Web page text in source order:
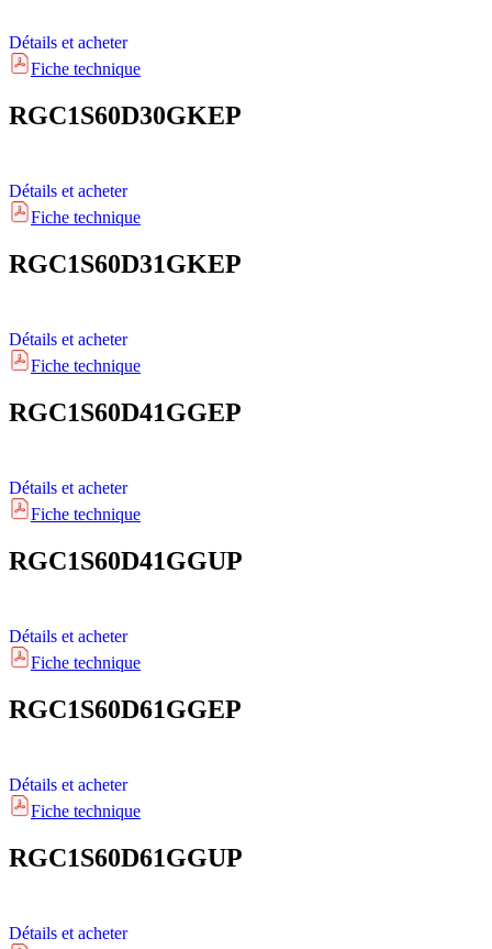
Détails et acheter
Fiche technique
RGC1S60D30GKEP
Détails et acheter
Fiche technique
RGC1S60D31GKEP
Détails et acheter
Fiche technique
RGC1S60D41GGEP
Détails et acheter
Fiche technique
RGC1S60D41GGUP
Détails et acheter
Fiche technique
RGC1S60D61GGEP
Détails et acheter
Fiche technique
RGC1S60D61GGUP
Détails et acheter